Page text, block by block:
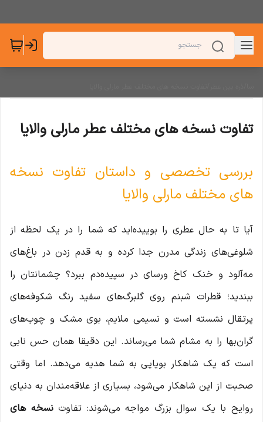
تفاوت نسخه های مختلف عطر مارلی والایا
بررسی تخصصی و داستان تفاوت نسخه
های مختلف مارلی والایا
آیا تا به حال عطری را بوییده‌اید که شما را در یک لحظه از
شلوغی‌های زندگی مدرن جدا کرده و به قدم زدن در باغ‌های
مه‌آلود و خنک کاخ ورسای در سپیده‌دم ببرد؟ چشمانتان را
ببندید؛ قطرات شبنم روی گلبرگ‌های سفید رنگ شکوفه‌های
پرتقال نشسته است و نسیمی ملایم، بوی مشک و چوب‌های
گران‌بها را به مشام شما می‌رساند. این دقیقا همان حس نابی
است که یک شاهکار بویایی به شما هدیه می‌دهد. اما وقتی
صحبت از این شاهکار می‌شود، بسیاری از علاقه‌مندان به دنیای
روایح با یک سوال بزرگ مواجه می‌شوند: تفاوتنسخه های